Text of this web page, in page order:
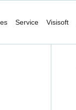
Service Visisoft